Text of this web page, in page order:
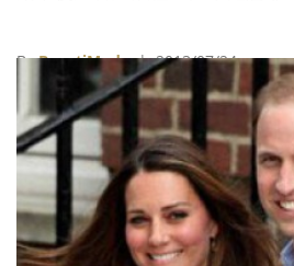
ByBeautiMode| 2013/07/24